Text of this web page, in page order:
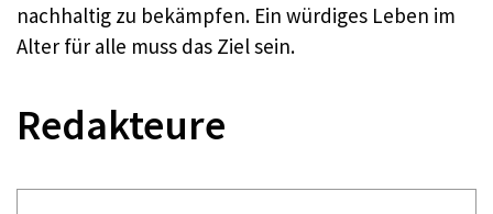
nachhaltig zu bekämpfen. Ein würdiges Leben im
Alter für alle muss das Ziel sein.
Redakteure